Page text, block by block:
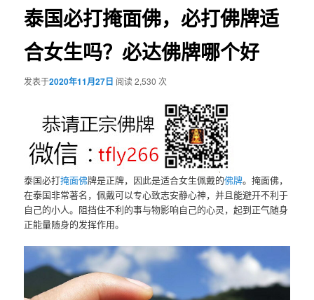
泰国必打掩面佛，必打佛牌适
合女生吗？必达佛牌哪个好
发表于2020年11月27日 阅读 2,530 次
泰国必打掩面佛牌是正牌，因此是适合女生佩戴的佛牌。掩面佛，
在泰国非常著名，佩戴可以专心致志安静心神，并且能避开不利于
自己的小人。阻挡住不利的事与物影响自己的心灵，起到正气随身
正能量随身的发挥作用。